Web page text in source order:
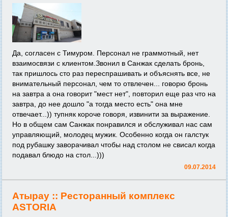
Да, согласен с Тимуром. Персонал не граммотный, нет
взаимосвязи с клиентом.Звонил в Санжак сделать бронь,
так пришлось сто раз переспрашивать и объяснять все, не
внимательный персонал, чем то отвлечен... говорю бронь
на завтра а она говорит "мест нет", повторил еще раз что на
завтра, до нее дошло "а тогда место есть" она мне
отвечает...)) тупняк короче говоря, извинити за выражение.
Но в общем сам Санжак понравился и обслуживал нас сам
управляющий, молодец мужик. Особенно когда он галстук
под рубашку заворачивал чтобы над столом не свисал когда
подавал блюдо на стол...)))
09.07.2014
Атырау :: Ресторанный комплекс
ASTORIA